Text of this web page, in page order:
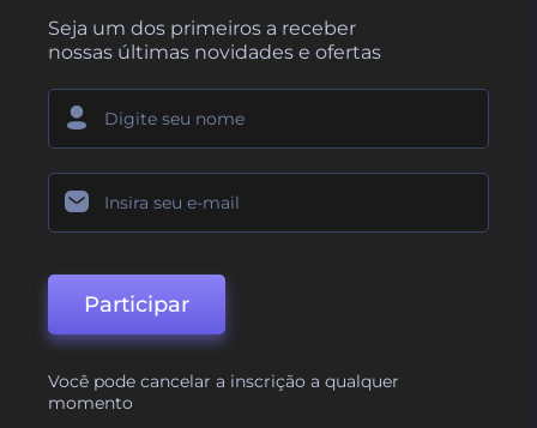
Seja um dos primeiros a receber
nossas últimas novidades e ofertas
Participar
Você pode cancelar a inscrição a qualquer
momento